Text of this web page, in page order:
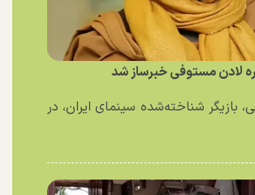
لادن مستوفی خبرساز شد
بازیگر شناخته‌شده سینمای ایران، در